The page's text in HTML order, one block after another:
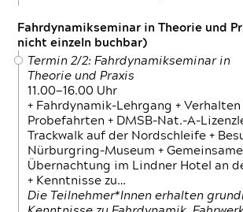
Fahrdynamikseminar in Theorie und
nicht einzeln buchbar)
Termin 2/2: Fahrdynamikseminar in
Theorie und Praxis
11.00—16.00 Uhr
+ Fahrdynamik-Lehrgang +
Probefahrten + DMSB-Nat.-A-
Trackwalk auf der Nordschleife +
Nürburgring-Museum +
Übernachtung im Lindner Hotel an
+ Kenntnisse zu…
Die Teilnehmer*Innen erhalten